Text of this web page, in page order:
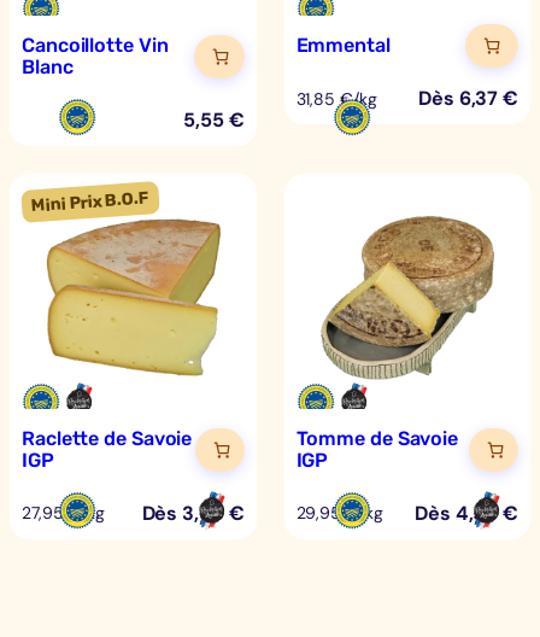
Cancoillotte Vin
Blanc
5,55€
Emmental
31,85 €/kg Dès 6,37€
Raclette de Savoie
IGP
27,95 €/kg Dès 3,50€
Tomme de Savoie
IGP
29,95 €/kg Dès 4,50€